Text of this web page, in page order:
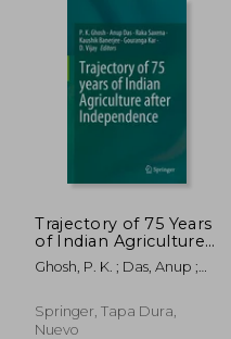
Trajectory of 75 Years
of Indian Agriculture
After Independence
(en Inglés)
Ghosh, P. K. ; Das, Anup ;
Springer, Tapa Dura,
Nuevo